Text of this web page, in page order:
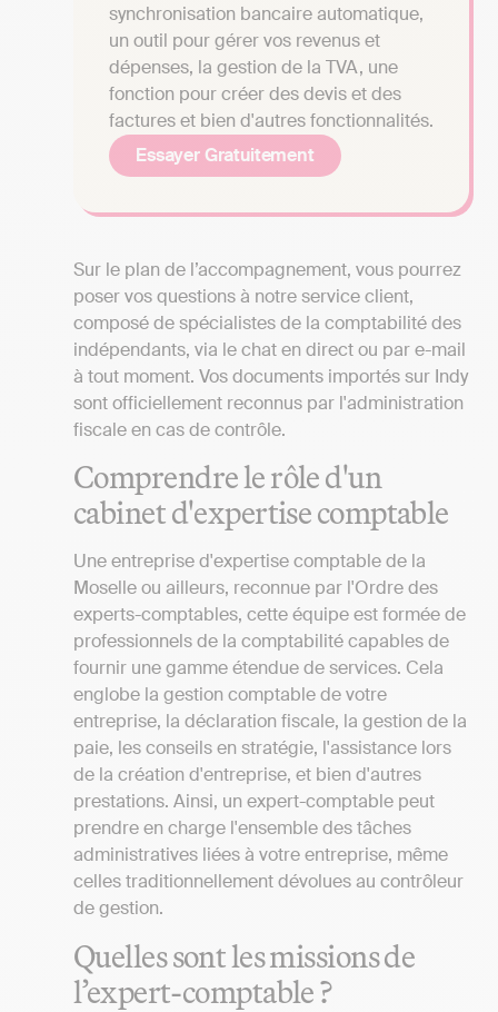
synchronisation bancaire automatique,
un outil pour gérer vos revenus et
dépenses, la gestion de la TVA, une
fonction pour créer des devis et des
factures et bien d'autres fonctionnalités.
Essayer Gratuitement
Sur le plan de l’accompagnement, vous pourrez
poser vos questions à notre service client,
composé de spécialistes de la comptabilité des
indépendants, via le chat en direct ou par e-mail
à tout moment. Vos documents importés sur Indy
sont officiellement reconnus par l'administration
fiscale en cas de contrôle.
Comprendre le rôle d'un
cabinet d'expertise comptable
Une entreprise d'expertise comptable de la
Moselle ou ailleurs, reconnue par l'Ordre des
experts-comptables, cette équipe est formée de
professionnels de la comptabilité capables de
fournir une gamme étendue de services. Cela
englobe la gestion comptable de votre
entreprise, la déclaration fiscale, la gestion de la
paie, les conseils en stratégie, l'assistance lors
de la création d'entreprise, et bien d'autres
prestations. Ainsi, un expert-comptable peut
prendre en charge l'ensemble des tâches
administratives liées à votre entreprise, même
celles traditionnellement dévolues au contrôleur
de gestion.
Quelles sont les missions de
l’expert-comptable ?